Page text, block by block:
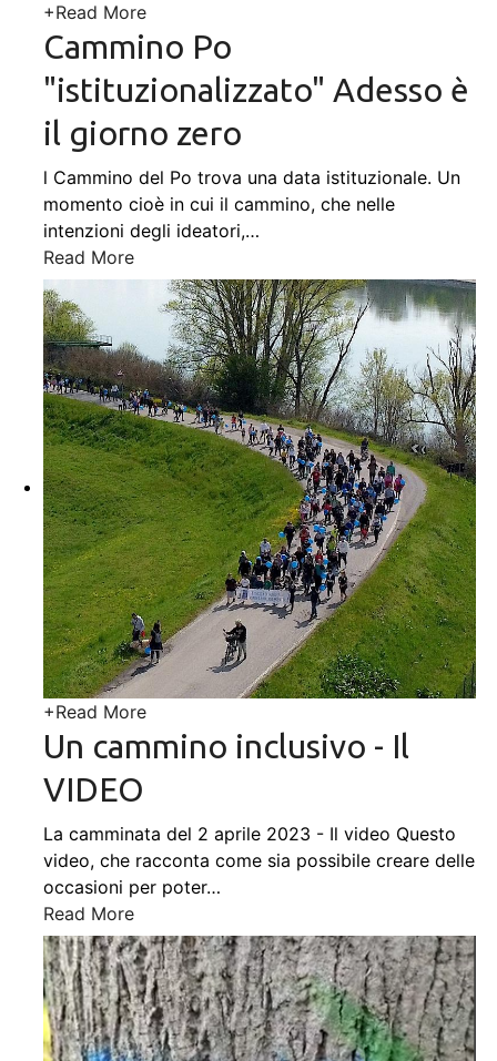
+Read More
Cammino Po
"istituzionalizzato" Adesso è
il giorno zero
l Cammino del Po trova una data istituzionale. Un
momento cioè in cui il cammino, che nelle
intenzioni degli ideatori,…
Read More
+Read More
Un cammino inclusivo - Il
VIDEO
La camminata del 2 aprile 2023 - Il video Questo
video, che racconta come sia possibile creare delle
occasioni per poter…
Read More